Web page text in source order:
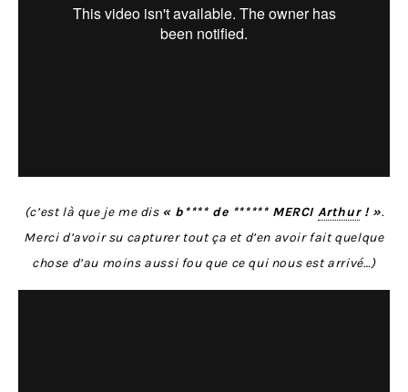
(c’est là que je me dis « b**** de ****** MERCI Arthur! ».
Merci d’avoir su capturer tout ça et d’en avoir fait quelque
chose d’au moins aussi fou que ce qui nous est arrivé…)